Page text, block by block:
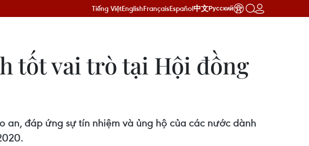
Tiếng ViệtEnglishFrançaisEspañol中文Русский
tốt vai trò tại Hội đồng
an, đáp ứng sự tín nhiệm và ủng hộ của các nước dành